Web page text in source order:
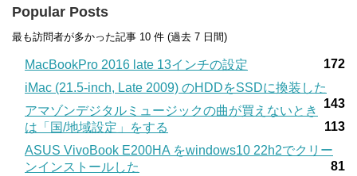
Popular Posts
最も訪問者が多かった記事 10 件 (過去 7 日間)
MacBookPro 2016 late 13インチの設定
172
iMac (21.5-inch, Late 2009) のHDDをSSDに換装した
143
アマゾンデジタルミュージックの曲が買えないとき
は「国/地域設定」をする
113
ASUS VivoBook E200HA をwindows10 22h2でクリー
ンインストールした
81